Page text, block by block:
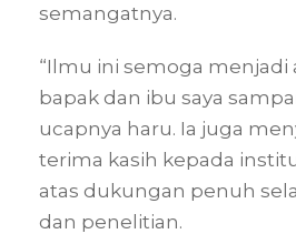
semangatnya.
“Ilmu ini semoga menjadi
bapak dan ibu saya
ucapnya haru. Ia juga
terima kasih kepada
atas dukungan penuh
dan penelitian.